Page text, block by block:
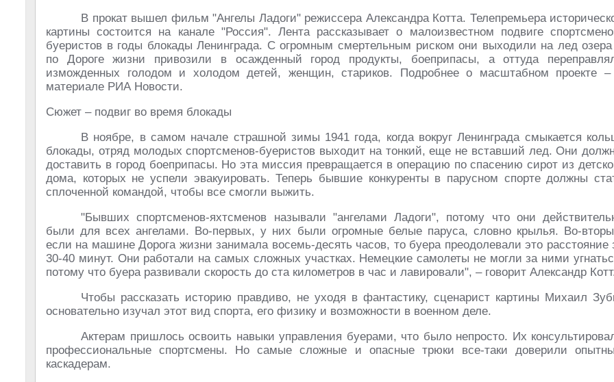
В прокат вышел фильм "Ангелы Ладоги" режиссера Александра Котта. Телепремьера
картины состоится на канале "Россия". Лента рассказывает о малоизвестном подвиге
буеристов в годы блокады Ленинграда. С огромным смертельным риском они выходили на лед
по Дороге жизни привозили в осажденный город продукты, боеприпасы, а оттуда
изможденных голодом и холодом детей, женщин, стариков. Подробнее о масштабном проекте
материале РИА Новости.
Сюжет – подвиг во время блокады
В ноябре, в самом начале страшной зимы 1941 года, когда вокруг Ленинграда смыкается
блокады, отряд молодых спортсменов-буеристов выходит на тонкий, еще не вставший лед. Они
доставить в город боеприпасы. Но эта миссия превращается в операцию по спасению сирот из
дома, которых не успели эвакуировать. Теперь бывшие конкуренты в парусном спорте должны
сплоченной командой, чтобы все смогли выжить.
"Бывших спортсменов-яхтсменов называли "ангелами Ладоги", потому что они
были для всех ангелами. Во-первых, у них были огромные белые паруса, словно крылья. Во-
если на машине Дорога жизни занимала восемь-десять часов, то буера преодолевали это расстояние
30-40 минут. Они работали на самых сложных участках. Немецкие самолеты не могли за ними
потому что буера развивали скорость до ста километров в час и лавировали", – говорит Александр
Чтобы рассказать историю правдиво, не уходя в фантастику, сценарист картины Михаил
основательно изучал этот вид спорта, его физику и возможности в военном деле.
Актерам пришлось освоить навыки управления буерами, что было непросто. Их
профессиональные спортсмены. Но самые сложные и опасные трюки все-таки доверили
каскадерам.